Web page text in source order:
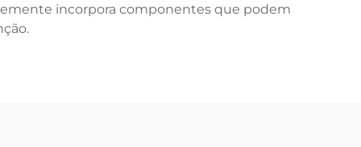
incorpora componentes que podem